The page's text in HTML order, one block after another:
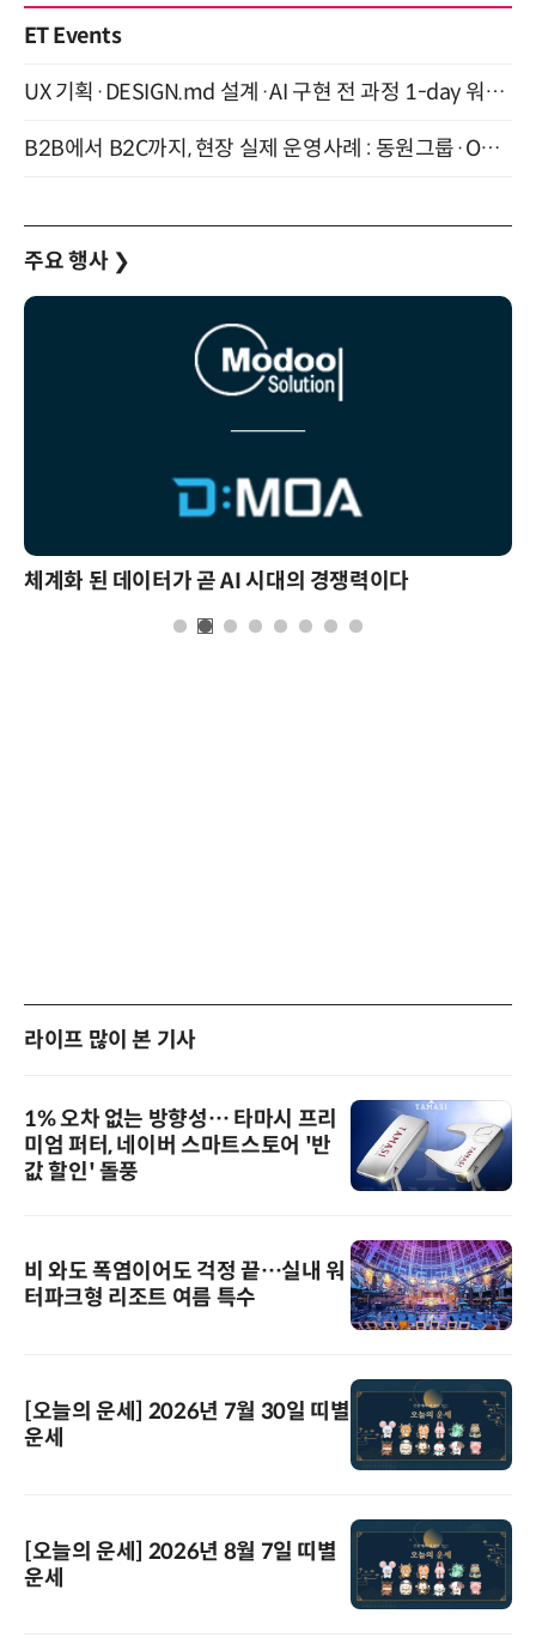
ET Events
UX 기획·DESIGN.md 설계·AI 구현 전 과정 1-day 워크숍 with Claude Code·Codex 9월 15일 개최
B2B에서 B2C까지, 현장 실제 운영사례 : 동원그룹·OCI·다이닝브랜즈그룹·당근 (8/27)
주요 행사 ❯
체계화 된 데이터가 곧 AI 시대의 경쟁력이다
라이프 많이 본 기사
1% 오차 없는 방향성… 타마시 프리
미엄 퍼터, 네이버 스마트스토어 '반
값 할인' 돌풍
비 와도 폭염이어도 걱정 끝…실내 워
터파크형 리조트 여름 특수
[오늘의 운세] 2026년 7월 30일 띠별
운세
[오늘의 운세] 2026년 8월 7일 띠별
운세